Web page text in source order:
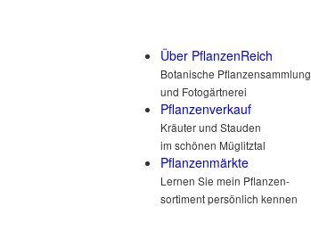
Über PflanzenReich
Botanische Pflanzensammlung
und Fotogärtnerei
Pflanzenverkauf
Kräuter und Stauden
im schönen Müglitztal
Pflanzenmärkte
Lernen Sie mein Pflanzen-
sortiment persönlich kennen